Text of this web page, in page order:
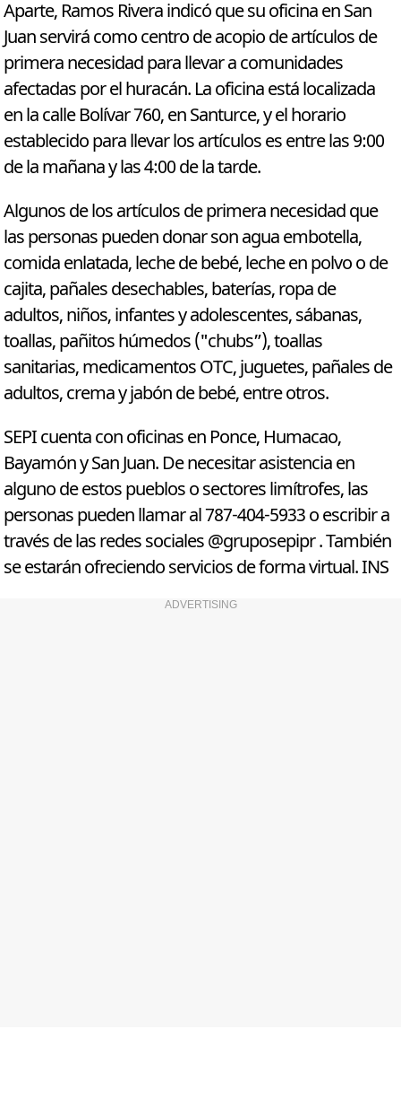
Aparte, Ramos Rivera indicó que su oficina en San
Juan servirá como centro de acopio de artículos de
primera necesidad para llevar a comunidades
afectadas por el huracán. La oficina está localizada
en la calle Bolívar 760, en Santurce, y el horario
establecido para llevar los artículos es entre las 9:00
de la mañana y las 4:00 de la tarde.
Algunos de los artículos de primera necesidad que
las personas pueden donar son agua embotella,
comida enlatada, leche de bebé, leche en polvo o de
cajita, pañales desechables, baterías, ropa de
adultos, niños, infantes y adolescentes, sábanas,
toallas, pañitos húmedos ("chubs”), toallas
sanitarias, medicamentos OTC, juguetes, pañales de
adultos, crema y jabón de bebé, entre otros.
SEPI cuenta con oficinas en Ponce, Humacao,
Bayamón y San Juan. De necesitar asistencia en
alguno de estos pueblos o sectores limítrofes, las
personas pueden llamar al 787-404-5933 o escribir a
través de las redes sociales @gruposepipr . También
se estarán ofreciendo servicios de forma virtual. INS
ADVERTISING